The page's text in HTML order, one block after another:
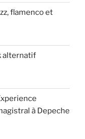
flamenco et
alternatif
à Depeche